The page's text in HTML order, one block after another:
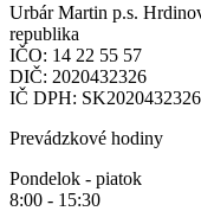
Urbár Martin p.s.
republika
IČO: 14 22 55 57
DIČ: 2020432326
IČ DPH: SK2020432326
Prevádzkové hodiny
Pondelok - piatok
8:00 - 15:30